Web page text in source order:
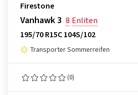
Firestone
Vanhawk 3 8 Enliten
195/70 R15C 104S/102
Transporter Sommerreifen
(0)